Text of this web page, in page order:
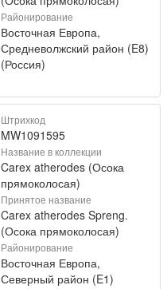
Районирование
Восточная Европа,
Средневолжский район (E8)
(Россия)
Штрихкод
MW1091595
Название в коллекции
Carex atherodes (Осока
прямоколосая)
Принятое название
Carex atherodes Spreng.
(Осока прямоколосая)
Районирование
Восточная Европа,
Северный район (E1)